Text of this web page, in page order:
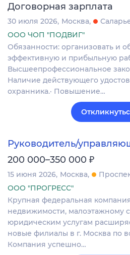
Договорная зарплата
30 июля 2026 Москва
ООО ЧОП "ПОДВИГ"
Обязанности: организовать и
эффективную и прибыльную
Высшеепрофессиональное
Наличие действующего
охранника.· Повышение…
Руководитель/
200 000–350 000 ₽
15 июня 2026 Москва
ООО "ПРОГРЕСС"
Крупная федеральная
недвижимости, малоэтажному
юридическим услугам
новые филиалы в г. Москва по
Компания успешно…